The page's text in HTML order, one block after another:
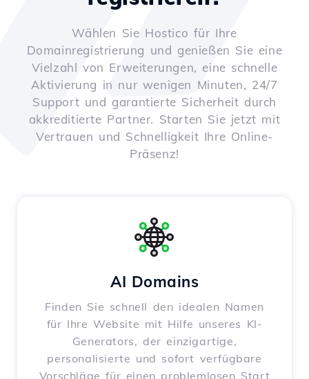
Wählen Sie Hostico für Ihre
Domainregistrierung und genießen Sie eine
Vielzahl von Erweiterungen, eine schnelle
Aktivierung in nur wenigen Minuten, 24/7
Support und garantierte Sicherheit durch
akkreditierte Partner. Starten Sie jetzt mit
Vertrauen und Schnelligkeit Ihre Online-
Präsenz!
AI Domains
Finden Sie schnell den idealen Namen
für Ihre Website mit Hilfe unseres KI-
Generators, der einzigartige,
personalisierte und sofort verfügbare
Vorschläge für einen problemlosen Start